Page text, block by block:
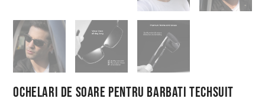
Ochelari de Soare pentru Barbati Techsuit